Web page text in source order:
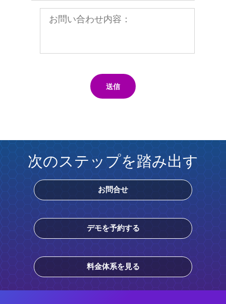
送信
次のステップを踏み出す
お問合せ
デモを予約する
料金体系を見る